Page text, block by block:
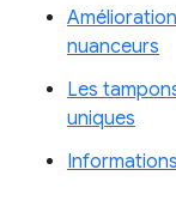
nuanceurs
Les
uniques